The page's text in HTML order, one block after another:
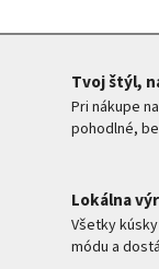
Tvoj štýl,
Pri nákupe
pohodlné,
Lokálna
Všetky
módu a